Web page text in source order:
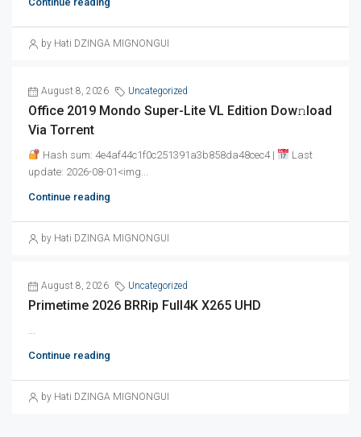
by Hati DZINGA MIGNONGUI
August 8, 2026 Uncategorized
Office 2019 Mondo Super-Lite VL Edition Dow𝚗load
Via Torгent
Hash sum: 4e4af44c1f0c251391a3b858da48cec4 |
Last
update: 2026-08-01<img...
Continue reading
by Hati DZINGA MIGNONGUI
August 8, 2026 Uncategorized
Primetime 2026 BRRip Full4K X265 UHD
...
Continue reading
by Hati DZINGA MIGNONGUI